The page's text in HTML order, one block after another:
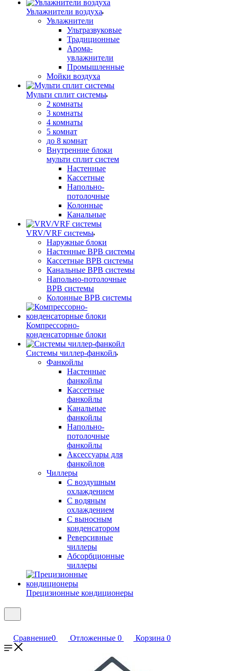
Увлажнители воздуха
Увлажнители
Ультразвуковые
Традиционные
Арома-
увлажнители
Промышленные
Мойки воздуха
Мульти сплит системы
2 комнаты
3 комнаты
4 комнаты
5 комнат
до 8 комнат
Внутренние блоки
мульти сплит систем
Настенные
Кассетные
Напольно-
потолочные
Колонные
Канальные
VRV/VRF системы
Наружные блоки
Настенные ВРВ системы
Кассетные ВРВ системы
Канальные ВРВ системы
Напольно-потолочные
ВРВ системы
Колонные ВРВ системы
Компрессорно-
конденсаторные блоки
Системы чиллер-фанкойл
Фанкойлы
Настенные
фанкойлы
Кассетные
фанкойлы
Канальные
фанкойлы
Напольно-
потолочные
фанкойлы
Аксессуары для
фанкойлов
Чиллеры
С воздушным
охлаждением
С водяным
охлаждением
С выносным
конденсатором
Реверсивные
чиллеры
Абсорбционные
чиллеры
Прецизионные кондиционеры
Сравнение0 Отложенные 0 Корзина 0